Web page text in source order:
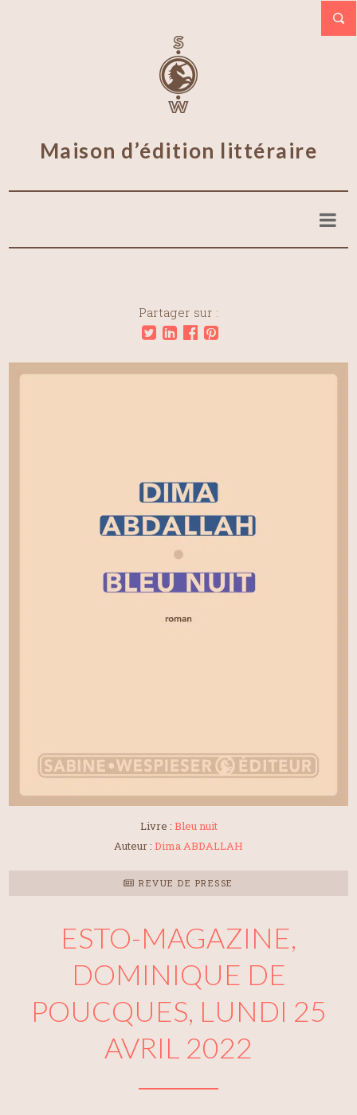
Maison d’édition littéraire
Partager sur :
Livre : Bleu nuit
Auteur : Dima ABDALLAH
REVUE DE PRESSE
ESTO-MAGAZINE,
DOMINIQUE DE
POUCQUES, LUNDI 25
AVRIL 2022